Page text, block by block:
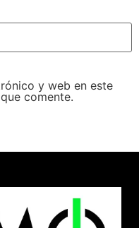
y web en este
comente.